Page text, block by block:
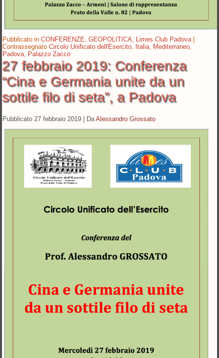
Pubblicato in CONFERENZE ,GEOPOLITICA Limes Club Padova
Contrassegnato Circolo Unificato dell'Esercito Italia Mediterraneo
Padova
Palazzo Zacco
27 febbraio 2019: Conferenza
“Cina e Germania unite da un
sottile filo di seta”, a Padova
Pubblicato 27 febbraio 2019 Da Alessandro Grossato